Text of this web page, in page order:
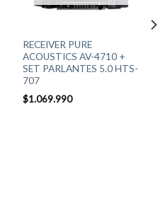
RECEIVER PURE
ACOUSTICS AV-4710 +
SET PARLANTES 5.0 HTS-
707
$1.069.990